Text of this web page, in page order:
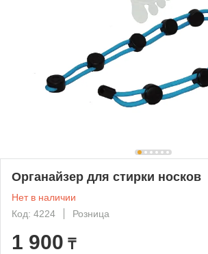
Органайзер для стирки носков
Нет в наличии
Код: 4224
Розница
1 900 ₸